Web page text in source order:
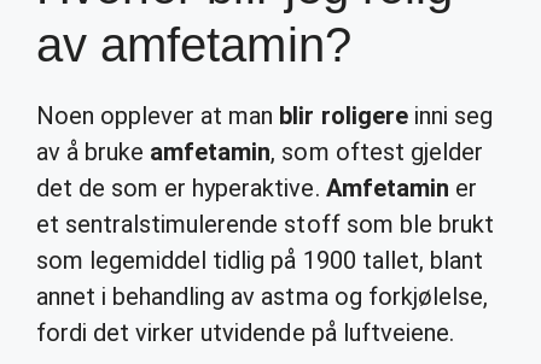
av amfetamin?
Noen opplever at man blir roligereinni seg
av å bruke amfetamin, som oftest gjelder
det de som er hyperaktive. Amfetamin er
et sentralstimulerende stoff som ble brukt
som legemiddel tidlig på 1900 tallet, blant
annet i behandling av astma og forkjølelse,
fordi det virker utvidende på luftveiene.